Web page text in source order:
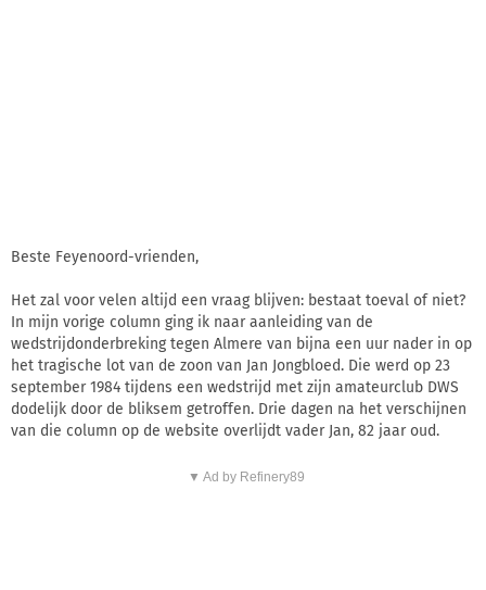
Beste Feyenoord-vrienden,
Het zal voor velen altijd een vraag blijven: bestaat toeval of niet?
In mijn vorige column ging ik naar aanleiding van de
wedstrijdonderbreking tegen Almere van bijna een uur nader in op
het tragische lot van de zoon van Jan Jongbloed. Die werd op 23
september 1984 tijdens een wedstrijd met zijn amateurclub DWS
dodelijk door de bliksem getroffen. Drie dagen na het verschijnen
van die column op de website overlijdt vader Jan, 82 jaar oud.
▼ Ad by Refinery89